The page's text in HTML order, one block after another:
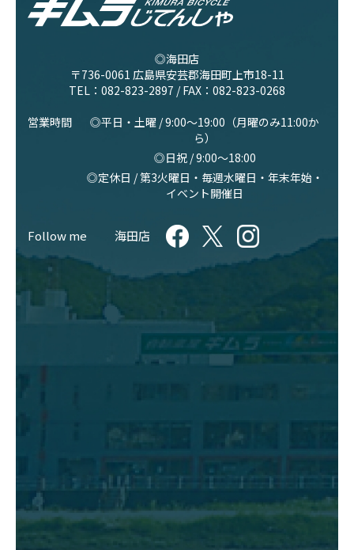
◎海田店
〒736-0061 広島県安芸郡海田町上市18-11
TEL： 082-823-2897 / FAX：082-823-0268
営業時間
◎平日・土曜 / 9:00〜19:00（月曜のみ11:00か
ら）
◎日祝 / 9:00〜18:00
◎定休日 / 第3火曜日・毎週水曜日・年末年始・
イベント開催日
Follow me 海田店